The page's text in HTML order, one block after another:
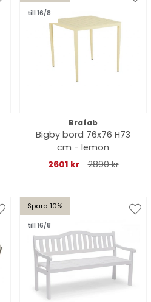
till 16/8
Brafab
Bigby bord 76x76 H73
cm - lemon
2601 kr
2890 kr
Spara 10%
till 16/8